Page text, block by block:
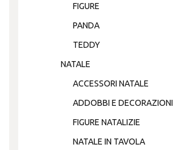
FIGURE
PANDA
TEDDY
NATALE
ACCESSORI NATALE
ADDOBBI E DECORAZIONI
FIGURE NATALIZIE
NATALE IN TAVOLA